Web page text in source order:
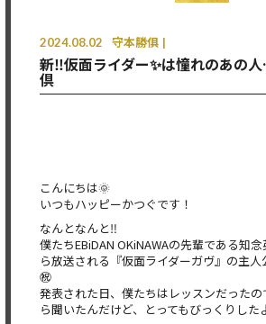
2024.08.02 守本勝俱
新‼️仮面ライダー✨は憧れのあの
倶
こんにちは🌞
いつもハッピーかつぐです！
なんとなんと‼️
僕たちEBiDAN OKiNAWAの先輩である知
ら放送される『仮面ライダーガヴ』の主
㊗️
発表された日、僕たちはレッスンだった
ら聞いたんだけど、とってもびっくりした